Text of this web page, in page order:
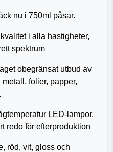
nu i 750ml påsar.
i alla hastigheter,
spektrum
obegränsat utbud av
folier, papper,
LED-lampor,
redo för efterproduktion
röd, vit, gloss och